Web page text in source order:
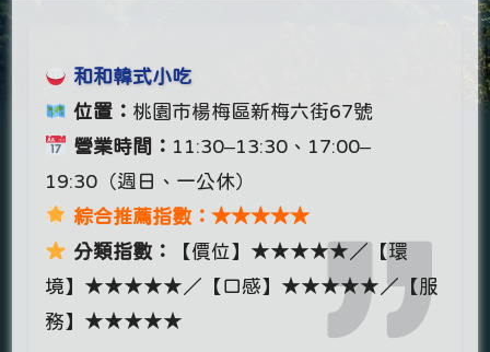
和和韓式小吃
位置： 桃園市楊梅區新梅六街67號
營業時間： 11:30–13:30、17:00–
19:30（週日、一公休）
綜合推薦指數：★★★★★
分類指數：
【價位】★★★★★／【環
境】★★★★★／【口感】★★★★★／【服
務】★★★★★